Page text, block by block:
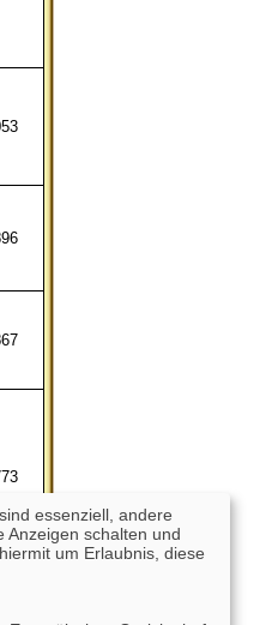
essenziell, andere
Anzeigen schalten und
um Erlaubnis, diese